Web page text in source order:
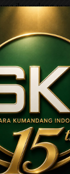
ibu sedang
Saya takut, lalu
sapu.
dan bersembunyi
telepon 110
ujar Sheila.
masyarakat,
Polres
membawa
bambu dan